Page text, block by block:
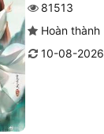
81513
Hoàn thành
10-08-2026